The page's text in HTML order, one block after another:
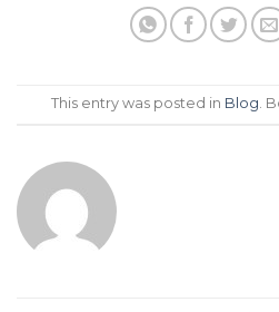
This entry was posted in Blog.